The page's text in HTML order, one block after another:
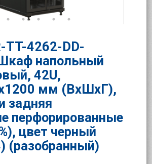
TT-4262-DD-
напольный
42U,
мм (ВхШхГ),
задняя
перфорированные
цвет черный
(разобранный)